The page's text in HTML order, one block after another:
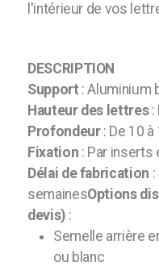
l'intérieur de vos
DESCRIPTION
Support : Aluminium
Hauteur des lettres:
Profondeur: De 10 à
Fixation : Par
Délai de fabrication
semainesOptions
devis):
Semelle arrière
ou blanc